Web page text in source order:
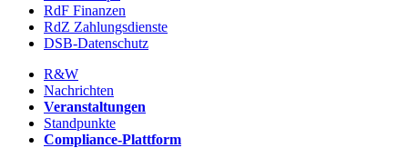
RdF Finanzen
RdZ Zahlungsdienste
DSB-Datenschutz
R&W
Nachrichten
Veranstaltungen
Standpunkte
Compliance-Plattform